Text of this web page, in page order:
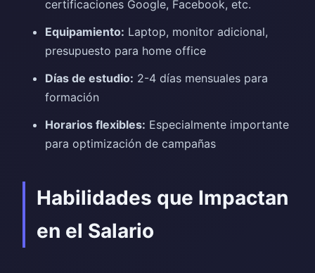
certificaciones Google, Facebook, etc.
Equipamiento: Laptop, monitor adicional,
presupuesto para home office
Días de estudio: 2-4 días mensuales para
formación
Horarios flexibles: Especialmente importante
para optimización de campañas
Habilidades que Impactan
en el Salario